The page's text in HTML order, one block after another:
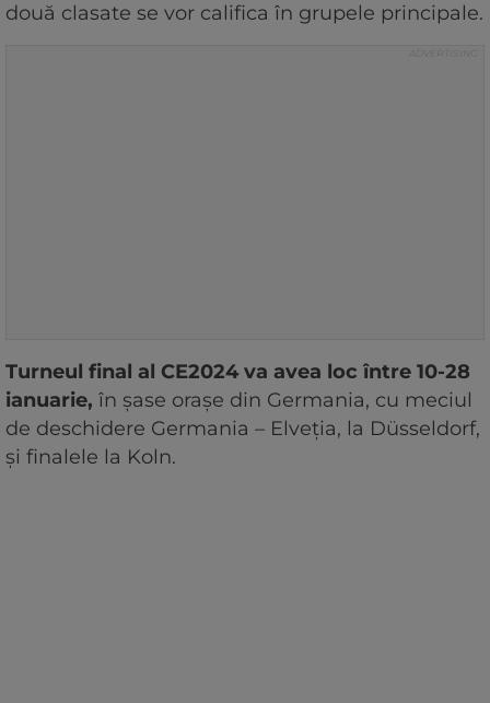
două clasate se vor califica în grupele principale.
Turneul final al CE2024 va avea loc între 10-28
ianuarie, în şase oraşe din Germania, cu meciul
de deschidere Germania – Elveţia, la Düsseldorf,
şi finalele la Koln.